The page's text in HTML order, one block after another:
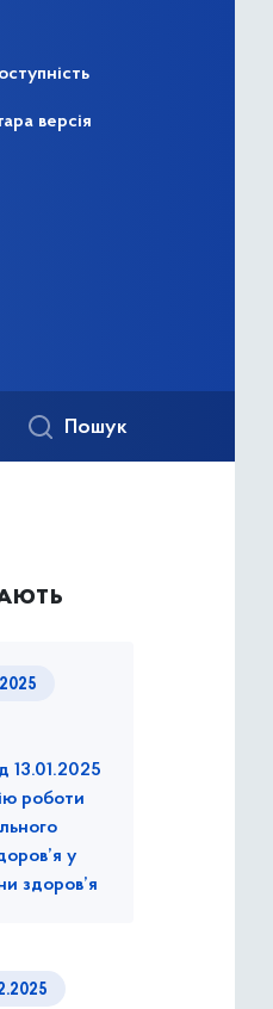
версія
Пошук
13.01.2025
роботи
у
здоров’я